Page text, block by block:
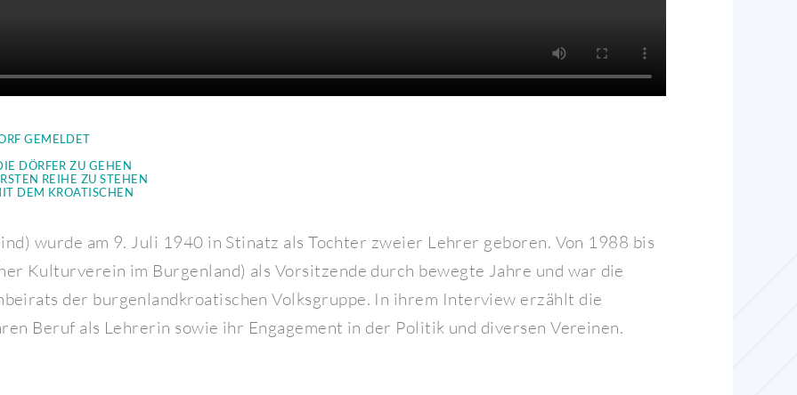
GEMELDET
DÖRFER ZU GEHEN
REIHE ZU STEHEN
DEM KROATISCHEN
wurde am 9. Juli 1940 in Stinatz als Tochter zweier Lehrer geboren. Von 1988 bis
Kulturverein im Burgenland) als Vorsitzende durch bewegte Jahre und war die
der burgenlandkroatischen Volksgruppe. In ihrem Interview erzählt die
Beruf als Lehrerin sowie ihr Engagement in der Politik und diversen Vereinen.